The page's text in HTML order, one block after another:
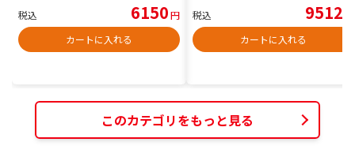
税込 6150円
カートに入れる
税込 9512
カートに入れる
このカテゴリをもっと見る